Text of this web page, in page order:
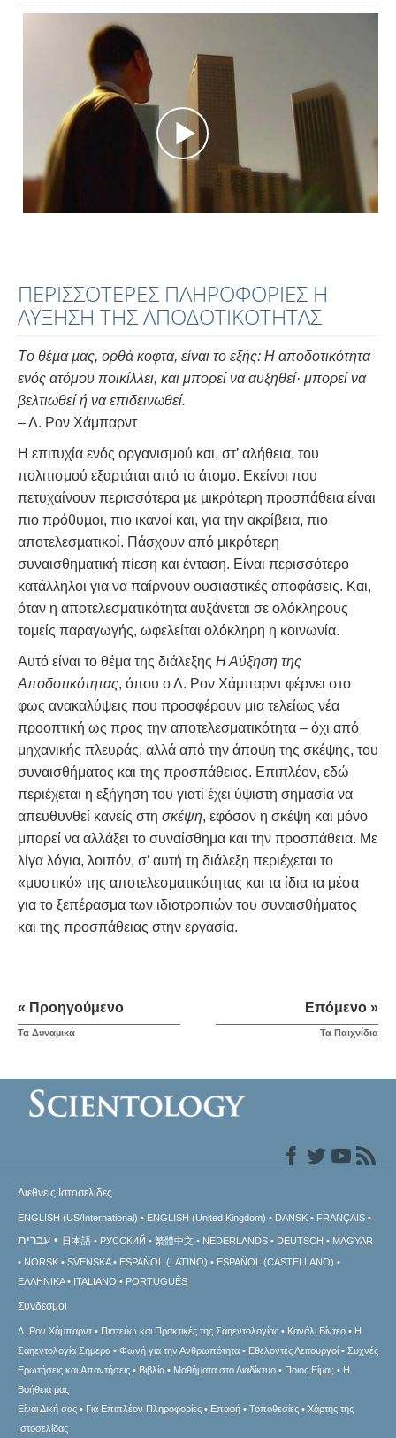
ΠΕΡΙΣΣΟΤΕΡΕΣ ΠΛΗΡΟΦΟΡΙΕΣ Η
ΑΥΞΗΣΗ ΤΗΣ ΑΠΟΔΟΤΙΚΟΤΗΤΑΣ
Tο θέµα µας, ορθά κοφτά, είναι το εξής: Η αποδοτικότητα
ενός ατόμου ποικίλλει, και μπορεί να αυξηθεί· μπορεί να
βελτιωθεί ή να επιδεινωθεί.
– Λ. Ρον Χάμπαρντ
Η επιτυχία ενός οργανισμού και, στ’ αλήθεια, του
πολιτισμού εξαρτάται από το άτομο. Εκείνοι που
πετυχαίνουν περισσότερα µε µικρότερη προσπάθεια είναι
πιο πρόθυµοι, πιο ικανοί και, για την ακρίβεια, πιο
αποτελεσµατικοί. Πάσχουν από μικρότερη
συναισθηματική πίεση και ένταση. Είναι περισσότερο
κατάλληλοι για να παίρνουν ουσιαστικές αποφάσεις. Και,
όταν η αποτελεσματικότητα αυξάνεται σε ολόκληρους
τομείς παραγωγής, ωφελείται ολόκληρη η κοινωνία.
Αυτό είναι το θέμα της διάλεξης Η Αύξηση της
Αποδοτικότητας, όπου ο Λ. Ρον Χάμπαρντ φέρνει στο
φως ανακαλύψεις που προσφέρουν μια τελείως νέα
προοπτική ως προς την αποτελεσματικότητα – όχι από
μηχανικής πλευράς, αλλά από την άποψη της σκέψης, του
συναισθήματος και της προσπάθειας. Επιπλέον, εδώ
περιέχεται η εξήγηση του γιατί έχει ύψιστη σημασία να
απευθυνθεί κανείς στη σκέψη, εφόσον η σκέψη και μόνο
μπορεί να αλλάξει το συναίσθημα και την προσπάθεια. Με
λίγα λόγια, λοιπόν, σ’ αυτή τη διάλεξη περιέχεται το
«μυστικό» της αποτελεσματικότητας και τα ίδια τα μέσα
για το ξεπέρασμα των ιδιοτροπιών του συναισθήματος
και της προσπάθειας στην εργασία.
« Προηγούμενο
Τα Δυναµικά
Επόμενο »
Τα Παιχνίδια
Διεθνείς Ιστοσελίδες
ENGLISH (US/International) ENGLISH (United Kingdom) DANSK FRANÇAIS
עברית 日本語 РУССКИЙ 繁體中文 NEDERLANDS DEUTSCH
MAGYAR
NORSK
SVENSKA ESPAÑOL (LATINO)
ESPAÑOL (CASTELLANO)
ΕΛΛΗΝΙΚA
ITALIANO PORTUGUÊS
Σύνδεσμοι
Λ. Ρον Χάμπαρντ Πιστεύω και Πρακτικές της Σαηεντολογίας Κανάλι Βίντεο
Η
Σαηεντολογία Σήμερα
Φωνή για την Ανθρωπότητα Εθελοντές Λειτουργοί
Συχνές
Ερωτήσεις και Απαντήσεις
Βιβλία Μαθήματα στο Διαδίκτυο Ποιος Είμαι;
Η
Βοήθειά μας
Είναι Δική σας
Για Επιπλέον Πληροφορίες Επαφή Τοποθεσίες
Χάρτης της
Ιστοσελίδας